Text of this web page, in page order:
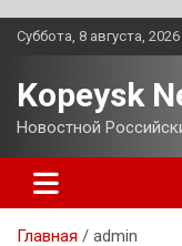
Перейти
Суббота, 8 августа, 2026
Kopeysk
Новостной
Главная admin